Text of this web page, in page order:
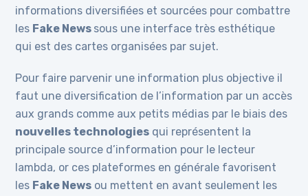
informations diversifiées et sourcées pour combattre
les Fake News sous une interface très esthétique
qui est des cartes organisées par sujet.
Pour faire parvenir une information plus objective il
faut une diversification de l’information par un accès
aux grands comme aux petits médias par le biais des
nouvelles technologies qui représentent la
principale source d’information pour le lecteur
lambda, or ces plateformes en générale favorisent
les Fake News ou mettent en avant seulement les